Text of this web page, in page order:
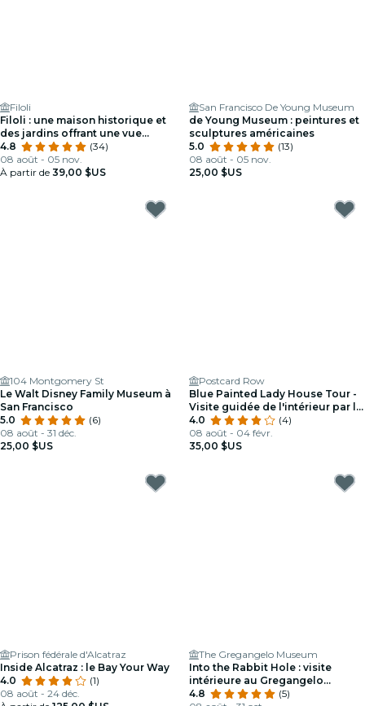
Filoli
Filoli : une maison historique et
des jardins offrant une vue
imprenable !
4.8
(34)
08 août - 05 nov.
À partir de 39,00 $US
San Francisco De Young Museum
de Young Museum : peintures et
sculptures américaines
5.0
(13)
08 août - 05 nov.
25,00 $US
104 Montgomery St
Le Walt Disney Family Museum à
San Francisco
5.0
(6)
08 août - 31 déc.
25,00 $US
Postcard Row
Blue Painted Lady House Tour -
Visite guidée de l'intérieur par le
propriétaire
4.0
(4)
08 août - 04 févr.
35,00 $US
Prison fédérale d'Alcatraz
Inside Alcatraz : le Bay Your Way
4.0
(1)
08 août - 24 déc.
The Gregangelo Museum
Into the Rabbit Hole : visite
intérieure au Gregangelo
Museum
4.8
(5)